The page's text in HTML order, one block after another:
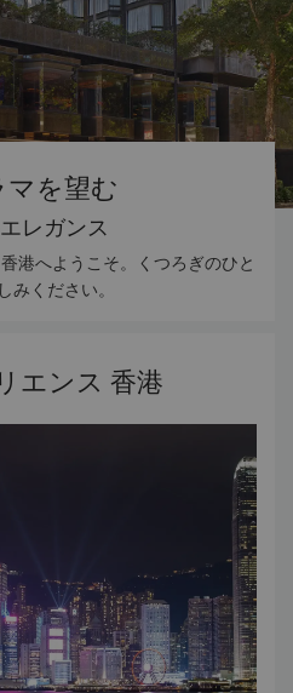
を望む
レガンス
港へようこそ。くつろぎのひと
みください。
エンス 香港